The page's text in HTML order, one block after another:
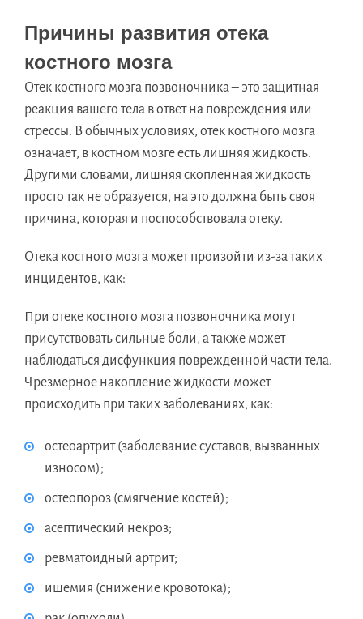
Причины развития отека
костного мозга
Отек костного мозга позвоночника – это защитная
реакция вашего тела в ответ на повреждения или
стрессы. В обычных условиях, отек костного мозга
означает, в костном мозге есть лишняя жидкость.
Другими словами, лишняя скопленная жидкость
просто так не образуется, на это должна быть своя
причина, которая и поспособствовала отеку.
Отека костного мозга может произойти из-за таких
инцидентов, как:
При отеке костного мозга позвоночника могут
присутствовать сильные боли, а также может
наблюдаться дисфункция поврежденной части тела.
Чрезмерное накопление жидкости может
происходить при таких заболеваниях, как:
остеоартрит (заболевание суставов, вызванных
износом);
остеопороз (смягчение костей);
асептический некроз;
ревматоидный артрит;
ишемия (снижение кровотока);